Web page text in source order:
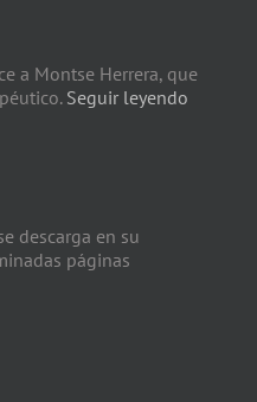
a Montse Herrera, que
Seguir leyendo
descarga en su
páginas